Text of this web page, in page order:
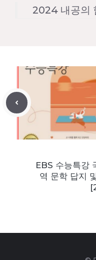
2024 내공의
EBS 수능특강
역 문학 답지